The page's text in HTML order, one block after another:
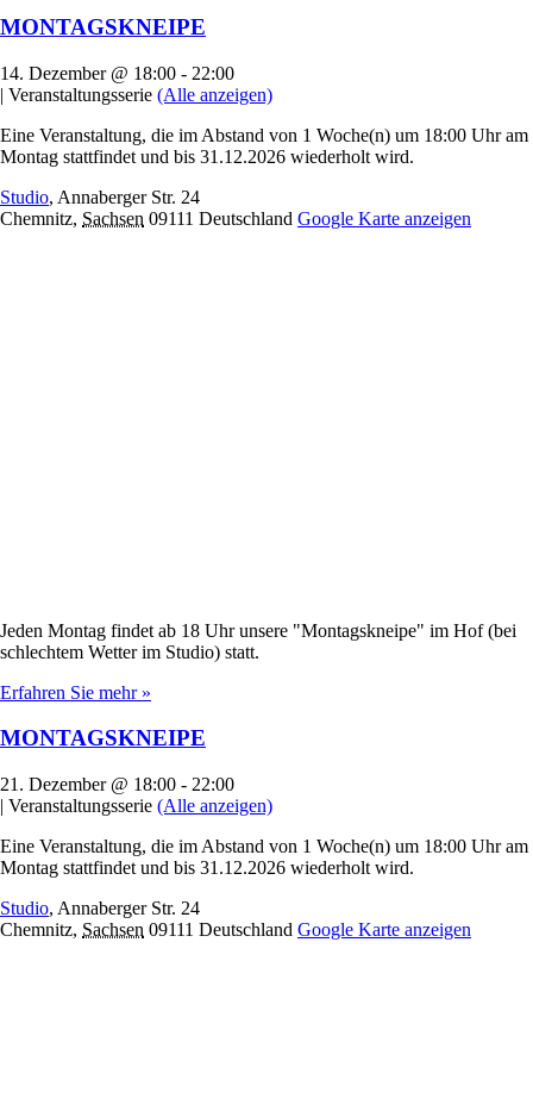
MONTAGSKNEIPE
14. Dezember @ 18:00 - 22:00
| Veranstaltungsserie (Alle anzeigen)
Eine Veranstaltung, die im Abstand von 1 Woche(n) um 18:00 Uhr am
Montag stattfindet und bis 31.12.2026 wiederholt wird.
Studio, Annaberger Str. 24
Chemnitz, Sachsen 09111 Deutschland Google Karte anzeigen
Jeden Montag findet ab 18 Uhr unsere "Montagskneipe" im Hof (bei
schlechtem Wetter im Studio) statt.
Erfahren Sie mehr »
MONTAGSKNEIPE
21. Dezember @ 18:00 - 22:00
| Veranstaltungsserie (Alle anzeigen)
Eine Veranstaltung, die im Abstand von 1 Woche(n) um 18:00 Uhr am
Montag stattfindet und bis 31.12.2026 wiederholt wird.
Studio, Annaberger Str. 24
Chemnitz, Sachsen 09111 Deutschland Google Karte anzeigen